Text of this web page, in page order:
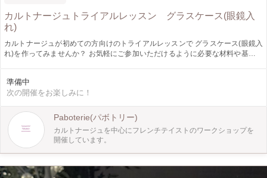
カルトナージュトライアルレッスン グラスケース(眼鏡入
れ)
カルトナージュが初めての方向けのトライアルレッスンで グラスケース(眼鏡入
れ)を作ってみませんか？ お気軽にご参加いただけるように必要な材料や基本道
加の生徒さんと一緒のお教室となります) レッスンはボンドの塗り方や生地の貼
り方など カルトナージュの基本からスタートいたします。
準備中
次の開催をお楽しみに！
Paboterie(パボトリー)
カルトナージュを中心にフレンチテイストのワークショップを
開催しています。